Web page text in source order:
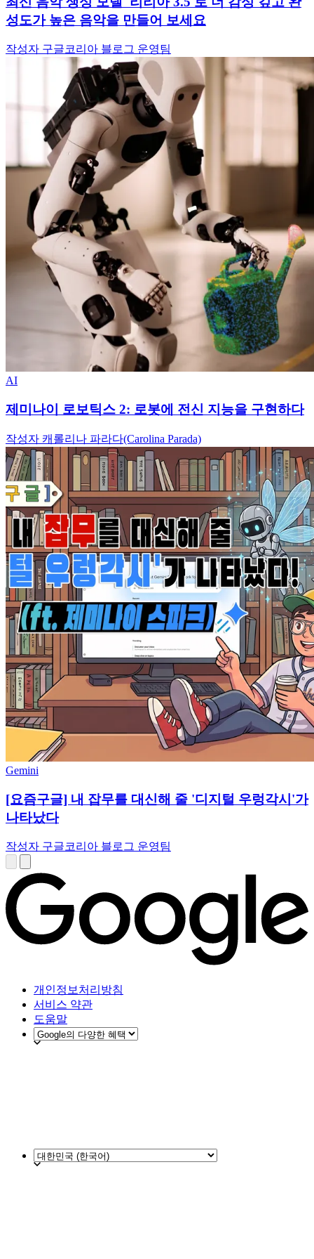
성도가 높은 음악을 만들어 보세요
작성자 구글코리아 블로그 운영팀
AI
제미나이 로보틱스 2: 로봇에 전신 지능을 구현하다
작성자 캐롤리나 파라다(Carolina Parada)
Gemini
[요즘구글] 내 잡무를 대신해 줄 '디지털 우렁각시'가
나타났다
작성자 구글코리아 블로그 운영팀
개인정보처리방침
서비스 약관
도움말